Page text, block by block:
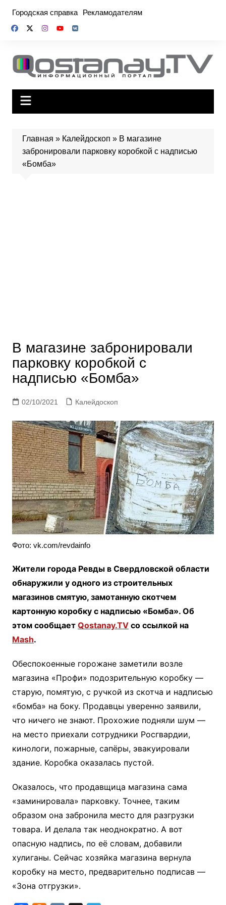
содержимому
Городская справка Рекламодателям
Главная » Калейдоскоп » В магазине
забронировали парковку коробкой с надписью
«Бомба»
В магазине забронировали
парковку коробкой с
надписью «Бомба»
02/10/2021 Калейдоскоп
Фото: vk.com/revdainfo
Жители города Ревды в Свердловской области
обнаружили у одного из строительных
магазинов смятую, замотанную скотчем
картонную коробку с надписью «Бомба». Об
этом сообщает Qostanay.TVсо ссылкой на
Mash.
Обеспокоенные горожане заметили возле
магазина «Профи» подозрительную коробку —
старую, помятую, с ручкой из скотча и надписью
«бомба» на боку. Продавцы уверенно заявили,
что ничего не знают. Прохожие подняли шум —
на место приехали сотрудники Росгвардии,
кинологи, пожарные, сапёры, эвакуировали
здание. Коробка оказалась пустой.
Оказалось, что продавщица магазина сама
«заминировала» парковку. Точнее, таким
образом она забронила место для разгрузки
товара. И делала так неоднократно. А вот
опасную надпись, по её словам, добавили
хулиганы. Сейчас хозяйка магазина вернула
коробку на место, предварительно подписав —
«Зона отгрузки».